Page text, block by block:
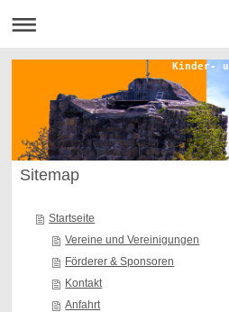
Kinder-
Sitemap
Startseite
Vereine und Vereinigungen
Förderer & Sponsoren
Kontakt
Anfahrt